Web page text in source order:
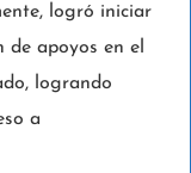
logró iniciar
de apoyos en el
logrando
a